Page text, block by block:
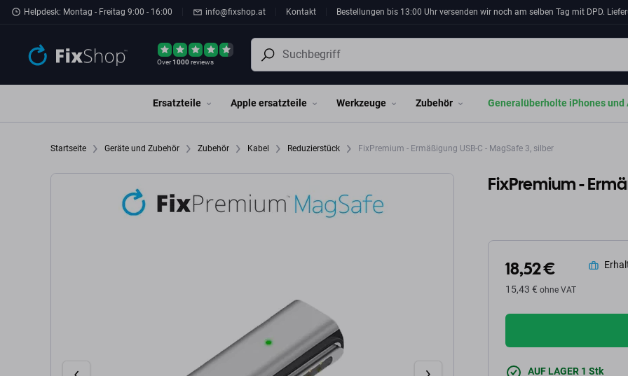
Zum Hauptinhalt springen
Helpdesk: Montag - Freitag 9:00 - 16:00 info@fixshop.at Kontakt Bestellungen bis 13:00 Uhr versenden wir noch am selben Tag mit DPD.
Over1000reviews
Ersatzteile Apple ersatzteile Werkzeuge Zubehör Generalüberholte iPhones und
Startseite Geräte und Zubehör Zubehör Kabel Reduzierstück FixPremium - Ermäßigung USB-C - MagSafe 3, silber
FixPremium -
18,52 €
15,43 € ohne VAT
AUF LAGER 1 Stk